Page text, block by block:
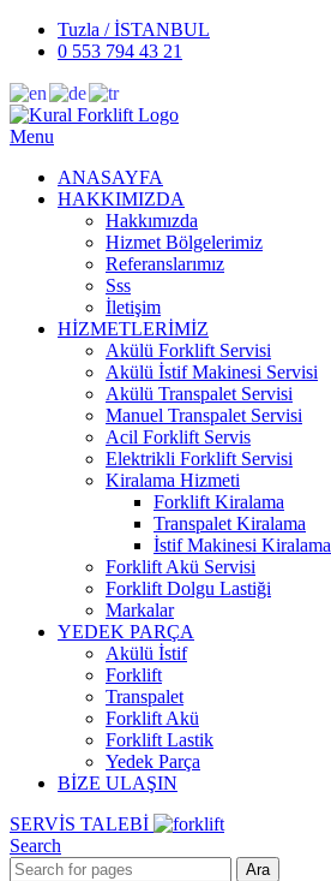
Tuzla / İSTANBUL
0 553 794 43 21
Menu
ANASAYFA
HAKKIMIZDA
Hakkımızda
Hizmet Bölgelerimiz
Referanslarımız
Sss
İletişim
HİZMETLERİMİZ
Akülü Forklift Servisi
Akülü İstif Makinesi Servisi
Akülü Transpalet Servisi
Manuel Transpalet Servisi
Acil Forklift Servis
Elektrikli Forklift Servisi
Kiralama Hizmeti
Forklift Kiralama
Transpalet Kiralama
İstif Makinesi Kiralama
Forklift Akü Servisi
Forklift Dolgu Lastiği
Markalar
YEDEK PARÇA
Akülü İstif
Forklift
Transpalet
Forklift Akü
Forklift Lastik
Yedek Parça
BİZE ULAŞIN
SERVİS TALEBİ
Search
Ara